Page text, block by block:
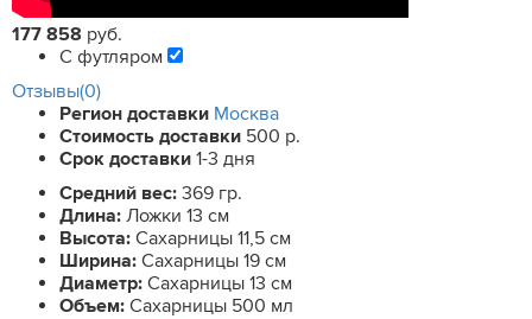
177 858 руб.
С футляром
Отзывы(0)
Регион доставки Москва
Стоимость доставки 500 р.
Срок доставки 1-3 дня
Средний вес: 369 гр.
Длина: Ложки 13 см
Высота: Сахарницы 11,5 см
Ширина: Сахарницы 19 см
Диаметр: Сахарницы 13 см
Объем: Сахарницы 500 мл